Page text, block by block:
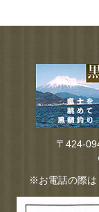
〒424-
※お電話の際は